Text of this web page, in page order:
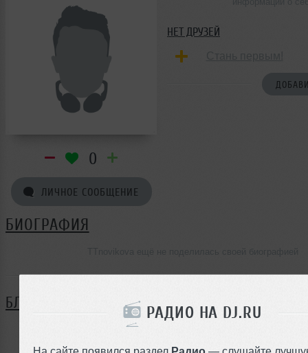
РАДИО НА DJ.RU
На сайте появился раздел Радио — слушайте
0
ЛИЧНОЕ СООБЩЕНИЕ
НЕТ ДРУЗЕЙ
БИОГРАФИЯ
БЛОГ